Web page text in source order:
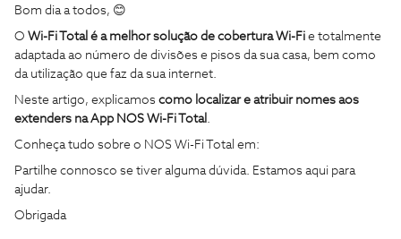
Bom dia a todos, 😊
O Wi-Fi Total é a melhor solução de cobertura Wi-Fi e totalmente
adaptada ao número de divisões e pisos da sua casa, bem como
da utilização que faz da sua internet.
Neste artigo, explicamos como localizar e atribuir nomes aos
extenders na App NOS Wi-Fi Total
Conheça tudo sobre o NOS Wi-Fi Total em:
Partilhe connosco se tiver alguma dúvida. Estamos aqui para
ajudar.
Obrigada